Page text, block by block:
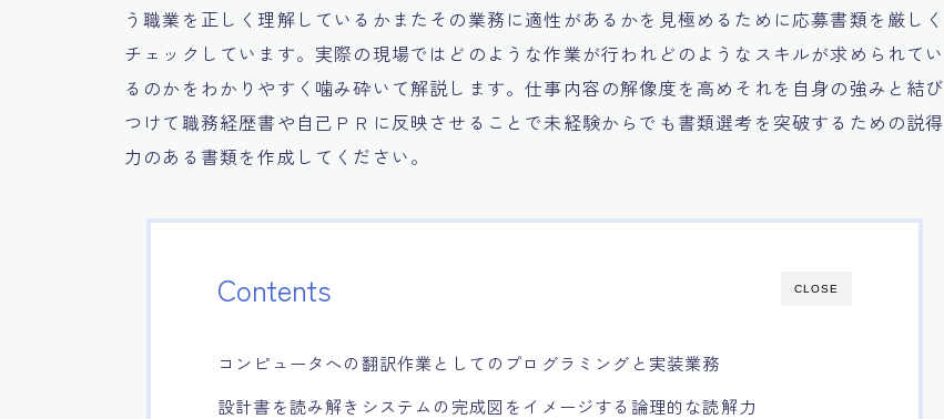
う職業を正しく理解しているかまたその業務に適性があるかを見極めるために応募書類を厳しく
チェックしています。実際の現場ではどのような作業が行われどのようなスキルが求められてい
るのかをわかりやすく噛み砕いて解説します。仕事内容の解像度を高めそれを自身の強みと結び
つけて職務経歴書や自己ＰＲに反映させることで未経験からでも書類選考を突破するための説得
力のある書類を作成してください。
CLOSE
Contents
コンピュータへの翻訳作業としてのプログラミングと実装業務
設計書を読み解きシステムの完成図をイメージする論理的な読解力